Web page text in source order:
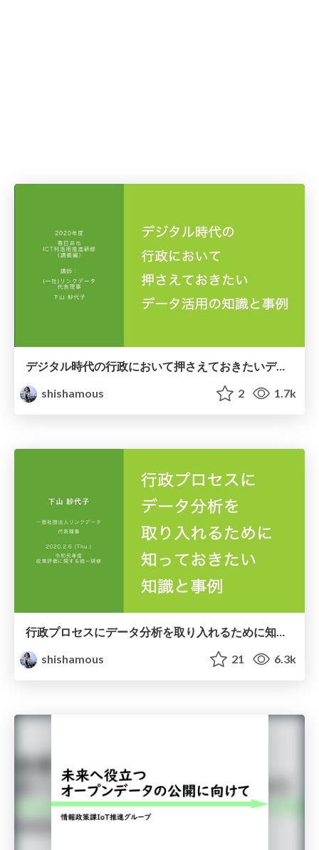
デジタル時代の行政において押さえておきたいデータ活用の知識と事例
shishamous
2 1.7k
shishamous
21 6.3k